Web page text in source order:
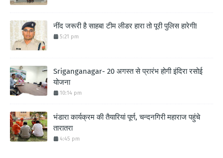
नींद जरूरी है साहब! टीम लीडर हारा तो पूरी पुलिस हारेगी!
5:21 pm
Sriganganagar- 20 अगस्त से प्रारंभ होगी इंदिरा रसोई
योजना
10:14 pm
भंडारा कार्यक्रम की तैयारियां पूर्ण, चन्दनगिरी महाराज पहुंचे
तारातरा
4:45 pm